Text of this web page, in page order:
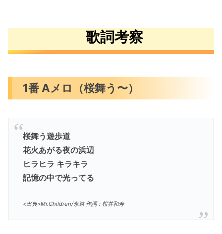
歌詞考察
1番 Aメロ（桜舞う〜）
桜舞う遊歩道
花火あがる夜の浜辺
ヒラヒラ キラキラ
記憶の中で光ってる
<出典>Mr.Children/永遠 作詞：桜井和寿